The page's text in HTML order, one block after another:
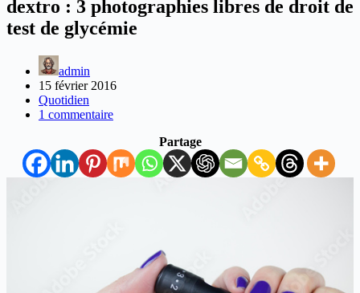
dextro : 3 photographies libres de droit de
test de glycémie
admin
15 février 2016
Quotidien
1 commentaire
Partage